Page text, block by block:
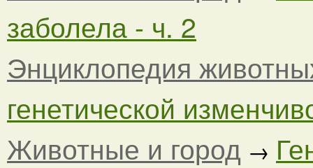
заболела - ч. 2
Энциклопедия
генетической
Животные и город →